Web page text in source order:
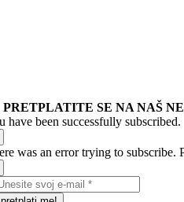
PRETPLATITE SE NA NAŠ
have been successfully subscribed.
was an error trying to subscribe.